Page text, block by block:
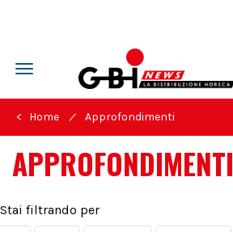
Toggle
navigation
< Home / Approfondimenti
APPROFONDIMENTI
Stai filtrando per